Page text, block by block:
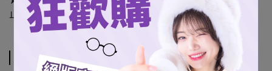
止。
規格說明